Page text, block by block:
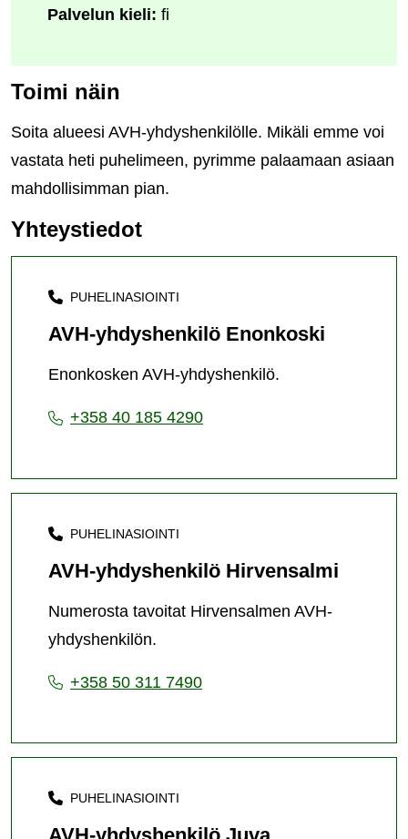
Palvelun kieli: fi
Toimi näin
Soita alueesi AVH-yhdyshenkilölle. Mikäli emme voi
vastata heti puhelimeen, pyrimme palaamaan asiaan
mahdollisimman pian.
Yhteystiedot
PUHELINASIOINTI
AVH-yhdyshenkilö Enonkoski
Enonkosken AVH-yhdyshenkilö.
+358 40 185 4290
PUHELINASIOINTI
AVH-yhdyshenkilö Hirvensalmi
Numerosta tavoitat Hirvensalmen AVH-
yhdyshenkilön.
+358 50 311 7490
PUHELINASIOINTI